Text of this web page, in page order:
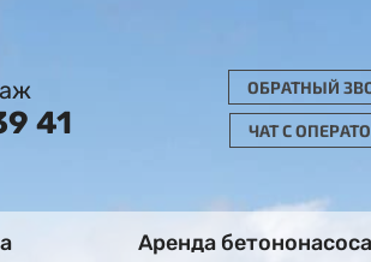
41
ОБРАТНЫЙ
ЧАТ С
Аренда бетононасоса